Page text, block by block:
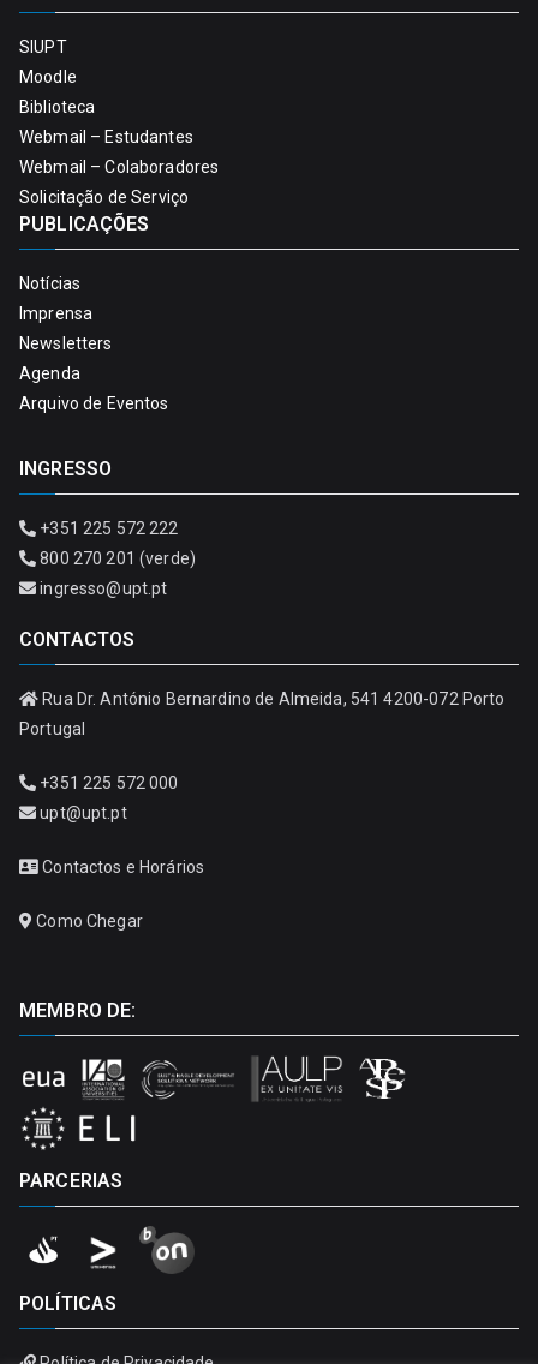
SIUPT
Moodle
Biblioteca
Webmail – Estudantes
Webmail – Colaboradores
Solicitação de Serviço
PUBLICAÇÕES
Notícias
Imprensa
Newsletters
Agenda
Arquivo de Eventos
INGRESSO
+351 225 572 222
800 270 201 (verde)
ingresso@upt.pt
CONTACTOS
Rua Dr. António Bernardino de Almeida, 541 4200-072 Porto
Portugal
+351 225 572 000
upt@upt.pt
Contactos e Horários
Como Chegar
MEMBRO DE:
PARCERIAS
POLÍTICAS